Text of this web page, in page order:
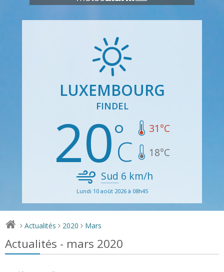
LUXEMBOURG
FINDEL
20 31°C
18°C
Sud 6 km/h
Lundi 10 août 2026 à 08h45
> Actualités > 2020 > Mars
Actualités - mars 2020